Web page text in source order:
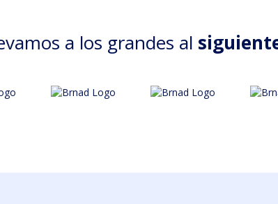
a los grandes al